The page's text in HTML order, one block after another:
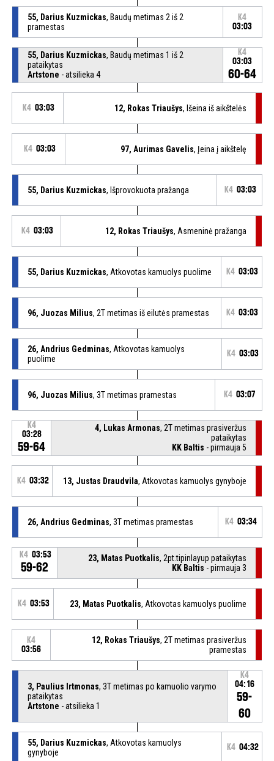
55, Darius Kuzmickas, Baudų metimas 2 iš 2
pramestas
K4
03:03
55, Darius Kuzmickas, Baudų metimas 1 iš 2
pataikytas
Artstone - atsilieka 4
K4
03:03
60-64
K4 03:03 12, Rokas Triaušys, Išeina iš aikštelės
K4 03:03 97, Aurimas Gavelis, Įeina į aikštelę
55, Darius Kuzmickas, Išprovokuota pražanga K4 03:03
K4 03:03 12, Rokas Triaušys, Asmeninė pražanga
55, Darius Kuzmickas, Atkovotas kamuolys puolime K4 03:03
96, Juozas Milius, 2T metimas iš eilutės pramestas K4 03:03
26, Andrius Gedminas, Atkovotas kamuolys
puolime
K4 03:03
96, Juozas Milius, 3T metimas pramestas K4 03:07
K4
03:28
59-64
4, Lukas Armonas, 2T metimas prasiveržus
pataikytas
KK Baltis - pirmauja 5
K4 03:32 13, Justas Draudvila, Atkovotas kamuolys gynyboje
26, Andrius Gedminas, 3T metimas pramestas K4 03:34
K4 03:53
59-62
23, Matas Puotkalis, 2pt.tipinlayup pataikytas
KK Baltis - pirmauja 3
K4 03:53 23, Matas Puotkalis, Atkovotas kamuolys puolime
K4
03:56
12, Rokas Triaušys, 2T metimas prasiveržus
pramestas
3, Paulius Irtmonas, 3T metimas po kamuolio varymo
pataikytas
Artstone - atsilieka 1
K4
04:16
59-
60
55, Darius Kuzmickas, Atkovotas kamuolys
gynyboje
K4 04:32